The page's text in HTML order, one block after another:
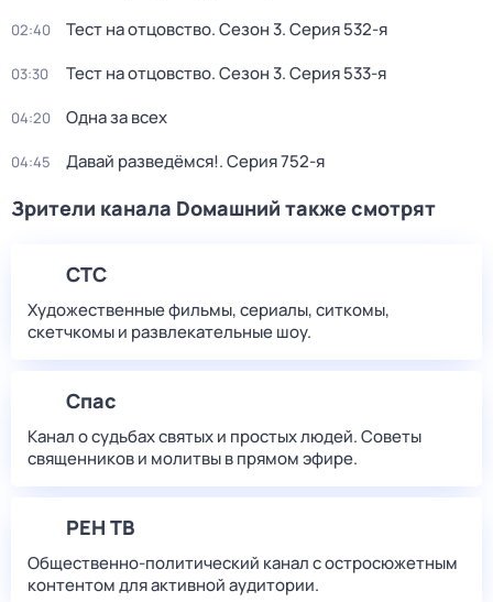
02:40 Тест на отцовство. Сезон 3. Серия 532-я
03:30 Тест на отцовство. Сезон 3. Серия 533-я
04:20 Одна за всех
04:45 Давай рaзвeдёмся!. Серия 752-я
Зрители канала Dомашний также смотрят
СТС
Художественные фильмы, сериалы, ситкомы,
скетчкомы и развлекательные шоу.
Спас
Канал о судьбах святых и простых людей. Советы
священников и молитвы в прямом эфире.
РЕН ТВ
Общественно-политический канал с остросюжетным
контентом для активной аудитории.